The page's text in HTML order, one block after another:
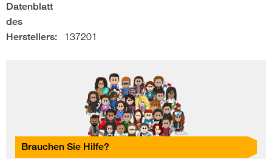
Datenblatt
des
Herstellers:
137201
Brauchen Sie Hilfe?